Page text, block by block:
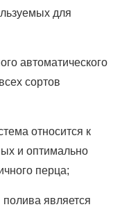
для
автоматического
сортов
относится к
и оптимально
перца;
является